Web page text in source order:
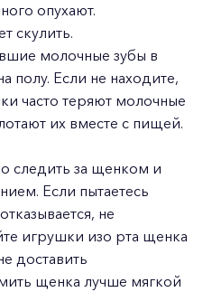
опухают.
скулить.
молочные зубы в
полу. Если не находите,
часто теряют молочные
их вместе с пищей.
следить за щенком и
Если пытаетесь
не
игрушки изо рта щенка
доставить
щенка лучше мягкой